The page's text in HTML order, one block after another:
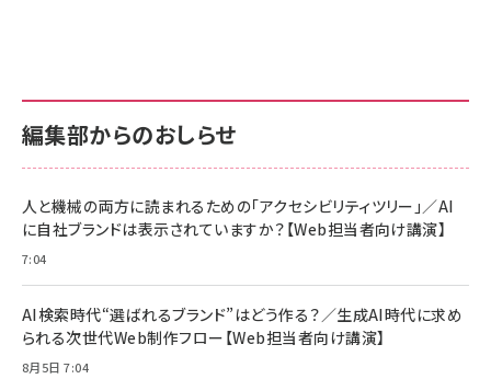
編集部からのおしらせ
人と機械の両方に読まれるための「アクセシビリティツリー」／AI
に自社ブランドは表示されていますか？【Web担当者向け講演】
7:04
AI検索時代“選ばれるブランド”はどう作る？／生成AI時代に求め
られる次世代Web制作フロー【Web担当者向け講演】
8月5日 7:04